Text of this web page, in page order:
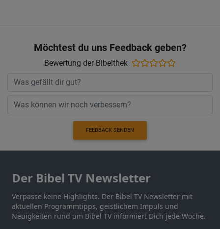
Möchtest du uns Feedback geben?
Bewertung der Bibelthek
FEEDBACK SENDEN
Der Bibel TV Newsletter
Verpasse keine Highlights. Der Bibel TV Newsletter mit
aktuellen Programmtipps, geistlichem Impuls und
Neuigkeiten rund um Bibel TV informiert Dich jede Woche.